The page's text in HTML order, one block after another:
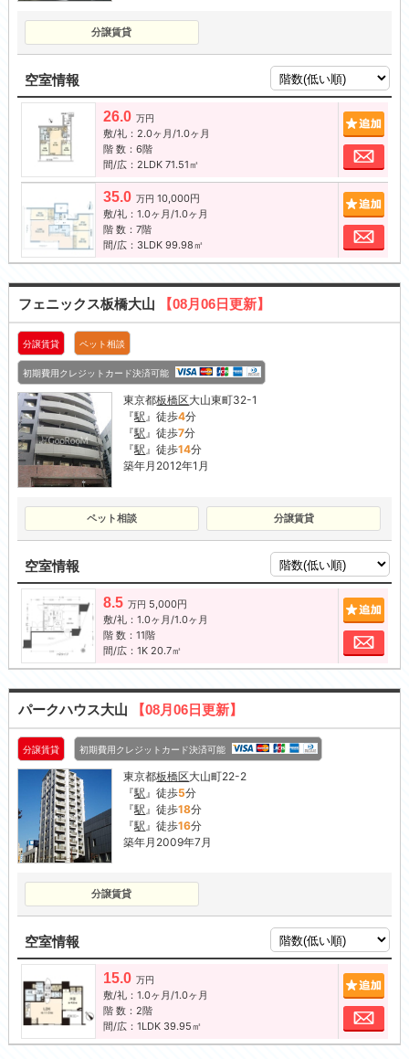
分譲賃貸
空室情報
26.0 万円
敷/礼：2.0ヶ月/1.0ヶ月
階 数：6階
間/広：2LDK 71.51㎡
お
35.0 万円 10,000円
敷/礼：1.0ヶ月/1.0ヶ月
階 数：7階
間/広：3LDK 99.98㎡
お
フェニックス板橋大山 【08月06日更新】
分譲賃貸 ペット相談
初期費用クレジットカード決済可能
東京都板橋区大山東町32-1
『駅 』徒歩4分
『駅 』徒歩7分
『駅 』徒歩14分
築年月2012年1月
ペット相談 分譲賃貸
空室情報
8.5 万円 5,000円
敷/礼：1.0ヶ月/1.0ヶ月
階 数：11階
間/広：1K 20.7㎡
お
パークハウス大山 【08月06日更新】
分譲賃貸 初期費用クレジットカード決済可能
東京都板橋区大山町22-2
『駅 』徒歩5分
『駅 』徒歩18分
『駅 』徒歩16分
築年月2009年7月
分譲賃貸
空室情報
15.0 万円
敷/礼：1.0ヶ月/1.0ヶ月
階 数：2階
間/広：1LDK 39.95㎡
お